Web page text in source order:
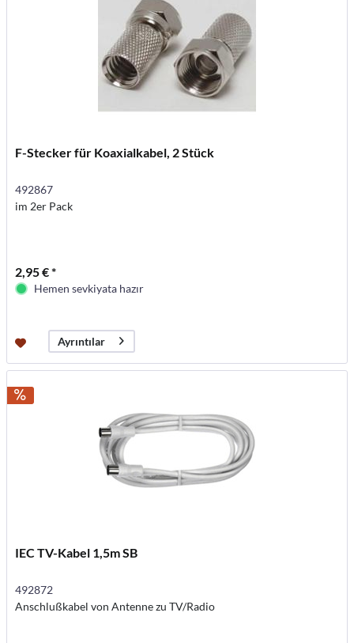
F-Stecker für Koaxialkabel, 2 Stück
492867
im 2er Pack
2,95 € *
Hemen sevkiyata hazır
Ayrıntılar
IEC TV-Kabel 1,5m SB
492872
Anschlußkabel von Antenne zu TV/Radio